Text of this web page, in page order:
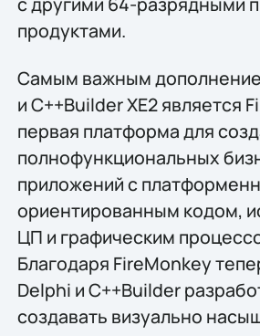
продуктами.
Самым важным
и C++Builder XE2 является
первая платформа для
полнофункциональных
приложений с
ориентированным кодом,
ЦП и графическим
Благодаря FireMonkey
Delphi и C++Builder
создавать визуально